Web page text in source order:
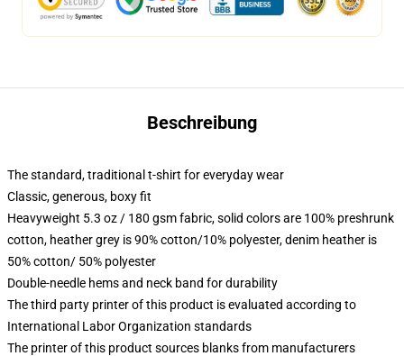
Beschreibung
The standard, traditional t-shirt for everyday wear
Classic, generous, boxy fit
Heavyweight 5.3 oz / 180 gsm fabric, solid colors are 100% preshrunk
cotton, heather grey is 90% cotton/10% polyester, denim heather is
50% cotton/ 50% polyester
Double-needle hems and neck band for durability
The third party printer of this product is evaluated according to
International Labor Organization standards
The printer of this product sources blanks from manufacturers